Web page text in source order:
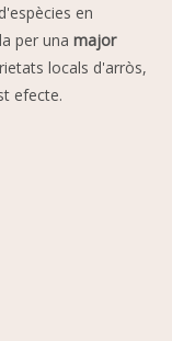
en
per una major
locals d'arròs,
efecte.